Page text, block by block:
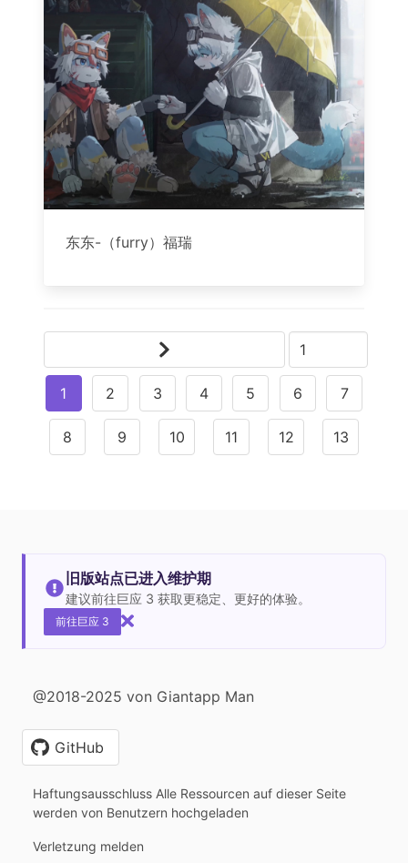
东东-（furry）福瑞
1 2 3 4 5 6 7
8 9 10 11 12 13
旧版站点已进入维护期
建议前往巨应 3 获取更稳定、更好的体验。
前往巨应 3
@2018-2025 von Giantapp Man
GitHub
Haftungsausschluss Alle Ressourcen auf dieser Seite
werden von Benutzern hochgeladen
Verletzung melden